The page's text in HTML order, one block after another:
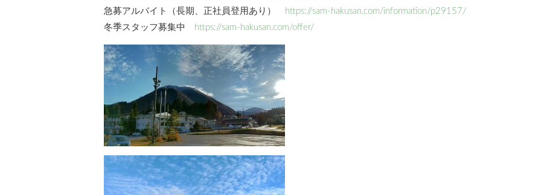
急募アルバイト（長期、正社員登用あり） https://sam-hakusan.com/information/p29157/
冬季スタッフ募集中 https://sam-hakusan.com/offer/